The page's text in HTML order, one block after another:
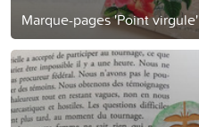
Marque-pages 'Point virgule'